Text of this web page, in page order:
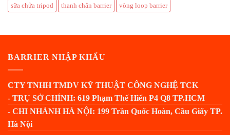
sữa chửa tripod thanh chắn barrier vòng loop barrier
BARRIER NHẬP KHẨU
CTY TNHH TMDV KỸ THUẬT CÔNG NGHỆ TCK
- TRỤ SỞ CHÍNH: 619 Phạm Thế Hiển P4 Q8 TP.HCM
- CHI NHÁNH HÀ NỘI: 199 Trần Quốc Hoàn, Cầu Giấy TP.
Hà Nội